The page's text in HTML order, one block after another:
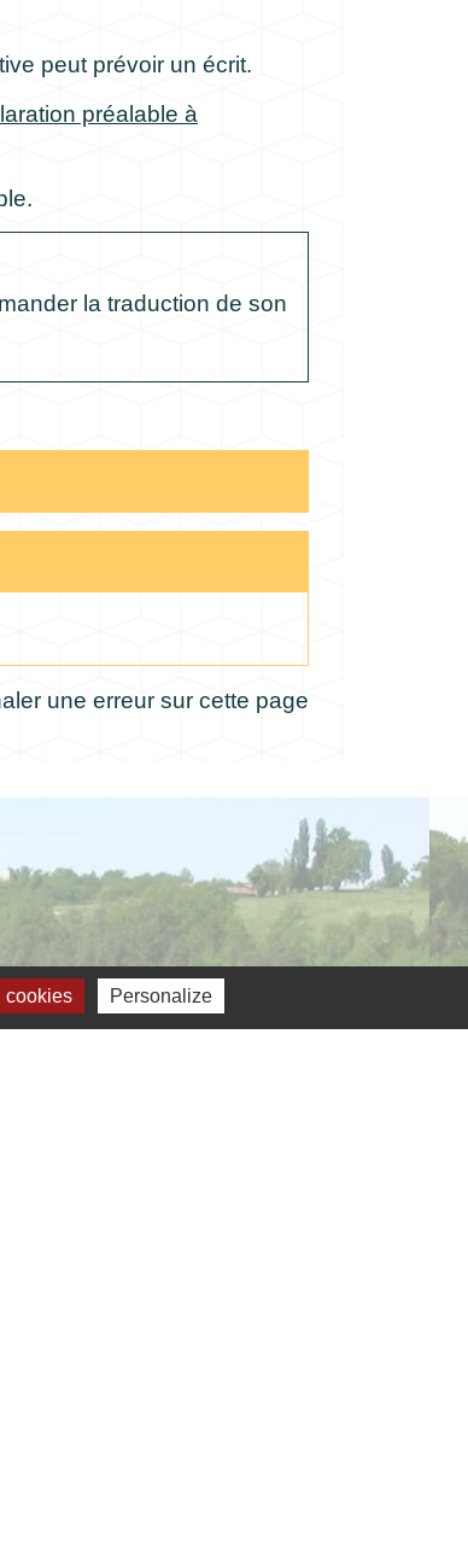
peut prévoir un écrit.
préalable à
la traduction de son
une erreur sur cette page
cookies Personalize